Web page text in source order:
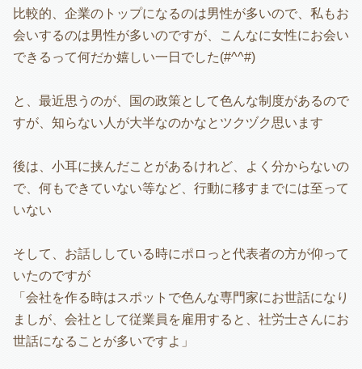
比較的、企業のトップになるのは男性が多いので、私もお
会いするのは男性が多いのですが、こんなに女性にお会い
できるって何だか嬉しい一日でした(#^^#)
と、最近思うのが、国の政策として色んな制度があるので
すが、知らない人が大半なのかなとツクヅク思います
後は、小耳に挟んだことがあるけれど、よく分からないの
で、何もできていない等など、行動に移すまでには至って
いない
そして、お話ししている時にポロっと代表者の方が仰って
いたのですが
「会社を作る時はスポットで色んな専門家にお世話になり
ましが、会社として従業員を雇用すると、社労士さんにお
世話になることが多いですよ」